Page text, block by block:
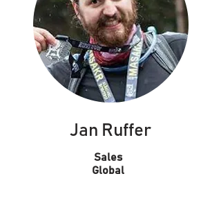
Jan Ruffer
Sales
Global